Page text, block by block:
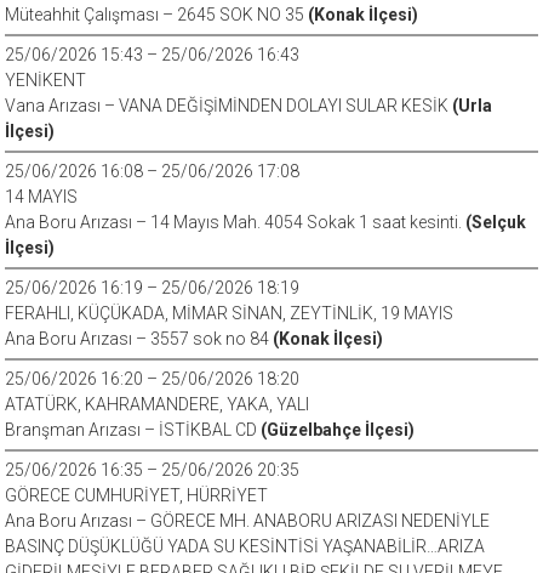
Müteahhit Çalışması – 2645 SOK NO 35 (Konak İlçesi)
25/06/2026 15:43 – 25/06/2026 16:43
YENİKENT
Vana Arızası – VANA DEĞİŞİMİNDEN DOLAYI SULAR KESİK (Urla
İlçesi)
25/06/2026 16:08 – 25/06/2026 17:08
14 MAYIS
Ana Boru Arızası – 14 Mayıs Mah. 4054 Sokak 1 saat kesinti. (Selçuk
İlçesi)
25/06/2026 16:19 – 25/06/2026 18:19
FERAHLI, KÜÇÜKADA, MİMAR SİNAN, ZEYTİNLİK, 19 MAYIS
Ana Boru Arızası – 3557 sok no 84 (Konak İlçesi)
25/06/2026 16:20 – 25/06/2026 18:20
ATATÜRK, KAHRAMANDERE, YAKA, YALI
Branşman Arızası – İSTİKBAL CD (Güzelbahçe İlçesi)
25/06/2026 16:35 – 25/06/2026 20:35
GÖRECE CUMHURİYET, HÜRRİYET
Ana Boru Arızası – GÖRECE MH. ANABORU ARIZASI NEDENİYLE
BASINÇ DÜŞÜKLÜĞÜ YADA SU KESİNTİSİ YAŞANABİLİR…ARIZA